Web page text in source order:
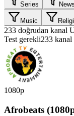
Series News
Music
233 doğrudan kanal
Test gerekli233
1080p
Afrobeats